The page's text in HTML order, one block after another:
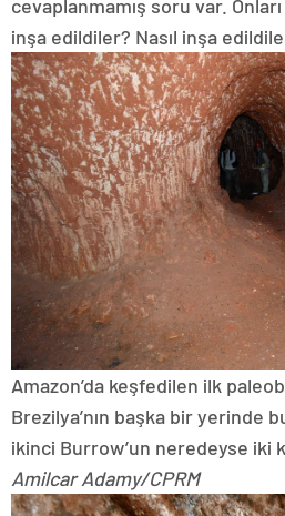
cevaplanmamış soru var.
inşa edildiler? Nasıl inşa
Amazon’da keşfedilen ilk
Brezilya’nın başka bir yerinde
ikinci Burrow’un neredeyse iki
Amilcar Adamy/CPRM